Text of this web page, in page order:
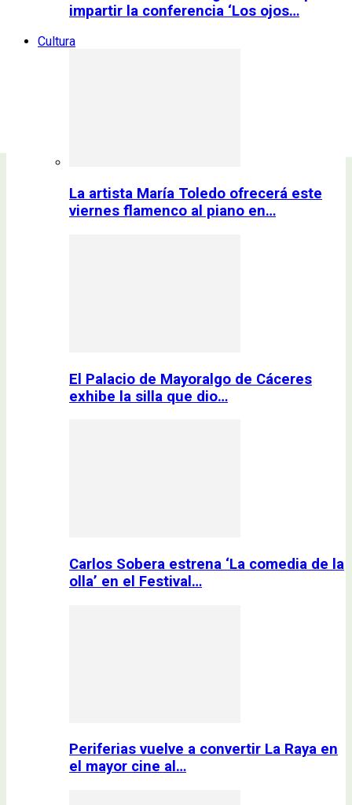
impartir la conferencia ‘Los ojos…
Cultura
La artista María Toledo ofrecerá este
viernes flamenco al piano en…
El Palacio de Mayoralgo de Cáceres
exhibe la silla que dio…
Carlos Sobera estrena ‘La comedia de la
olla’ en el Festival…
Periferias vuelve a convertir La Raya en
el mayor cine al…